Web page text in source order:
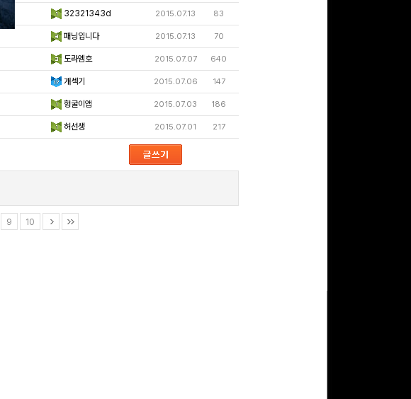
32321343d 2015.07.13 83
패닝입니다 2015.07.13 70
도라엠호 2015.07.07 640
개섹기 2015.07.06 147
헝굴이앱 2015.07.03 186
허선생 2015.07.01 217
9 10
문화상품권 10000원
100 밥알
구글 플레이 기프트카드
100 밥알